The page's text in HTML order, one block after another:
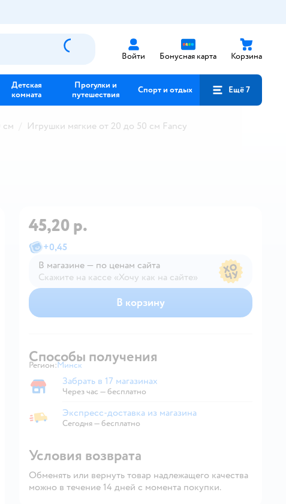
Войти Бонусная карта Корзина
Детская
комната
Прогулки и
путешествия
Спорт и отдых Ещё 7
см Игрушки мягкие от 20 до 50 см Fancy
45,20 р.
+0,45
В магазине — по ценам сайта
Скажите на кассе «Хочу как на сайте»
В магазине — по ценам сайта
В корзину
Способы получения
Регион: Выбор адреса доставки.
Минск
Забрать в магазине
Забрать в 17 магазинах
Через час — бесплатно
Экспресс-доставка из магазина
Экспресс-доставка из магазина
Сегодня—бесплатно
Условия возврата
Обменять или вернуть товар надлежащего качества
можно в течение 14 дней с момента покупки.